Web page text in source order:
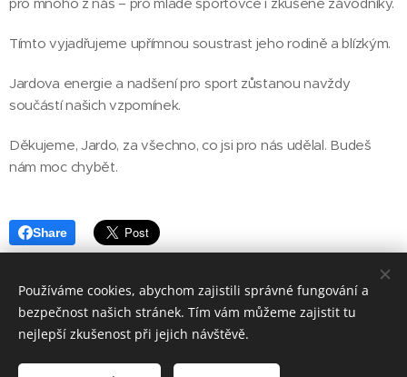
Tímto vyjadřujeme upřímnou soustrast jeho rodině a blízkým.
Jardova energie a nadšení pro sport zůstanou navždy
součástí našich vzpomínek.
Děkujeme, Jardo, za všechno, co jsi pro nás udělal. Budeš
nám moc chybět.
Share
práva vyhrazena.
Používáme cookies, abychom zajistili správné fungování a
bezpečnost našich stránek. Tím vám můžeme zajistit tu
nejlepší zkušenost při jejich návštěvě.